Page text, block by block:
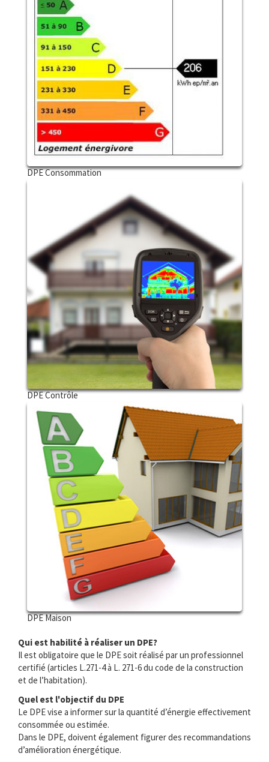
DPE Consommation
DPE Contrôle
DPE Maison
Qui est habilité à réaliser un DPE?
Il est obligatoire que le DPE soit réalisé par un professionnel
certifié (articles L.271-4 à L. 271-6 du code de la construction
et de l’habitation).
Quel est l'objectif du DPE
Le DPE vise a informer sur la quantité d’énergie effectivement
consommée ou estimée.
Dans le DPE, doivent également figurer des recommandations
d’amélioration énergétique.